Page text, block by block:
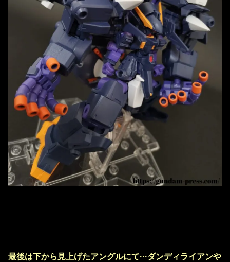
最後は下から見上げたアングルにて···ダンディライアンや